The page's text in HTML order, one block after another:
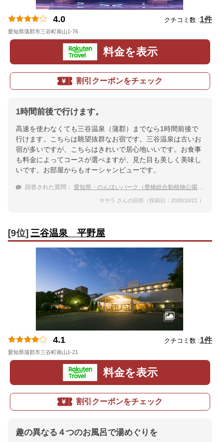
4.0 クチコミ数 :1件
愛知県蒲郡市三谷町南山1-76
料金を表示
割引クーポンをチェック
1時間前後で行けます。
高速を使わなくても三谷温泉（蒲郡）までなら1時間前後で
行けます。こちらは眺望抜群なお宿です。三谷温泉は古いお
宿が多いですが、こちらはきれいで居心地いいです。お食事
も料金によってコースが選べますが、見た目も美しく美味し
いです。お部屋からもオーシャンビューです。
回答された質問： 愛知県・のんほいパーク（豊橋総合動植物公園)で遊んだ後、温泉に宿泊したい。
ササラ さんの回答（投稿日：2020/10/21 ）
[9位] 三谷温泉 平野屋
4.1 クチコミ数 :1件
愛知県蒲郡市三谷町南山1-21
料金を表示
割引クーポンをチェック
趣の異なる４つのお風呂で湯めぐりを